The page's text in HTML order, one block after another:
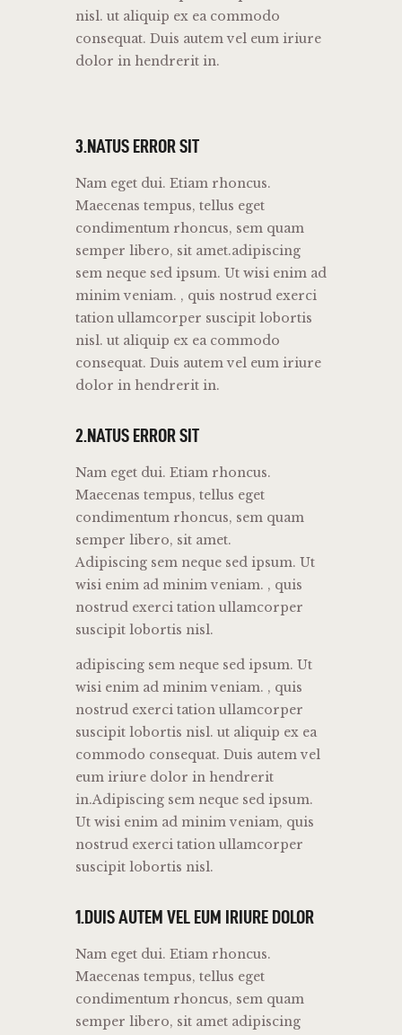
nisl. ut aliquip ex ea commodo
consequat. Duis autem vel eum iriure
dolor in hendrerit in.
3.NATUS ERROR SIT
Nam eget dui. Etiam rhoncus.
Maecenas tempus, tellus eget
condimentum rhoncus, sem quam
semper libero, sit amet.adipiscing
sem neque sed ipsum. Ut wisi enim ad
minim veniam. , quis nostrud exerci
tation ullamcorper suscipit lobortis
nisl. ut aliquip ex ea commodo
consequat. Duis autem vel eum iriure
dolor in hendrerit in.
2.NATUS ERROR SIT
Nam eget dui. Etiam rhoncus.
Maecenas tempus, tellus eget
condimentum rhoncus, sem quam
semper libero, sit amet.
Adipiscing sem neque sed ipsum. Ut
wisi enim ad minim veniam. , quis
nostrud exerci tation ullamcorper
suscipit lobortis nisl.
adipiscing sem neque sed ipsum. Ut
wisi enim ad minim veniam. , quis
nostrud exerci tation ullamcorper
suscipit lobortis nisl. ut aliquip ex ea
commodo consequat. Duis autem vel
eum iriure dolor in hendrerit
in.Adipiscing sem neque sed ipsum.
Ut wisi enim ad minim veniam, quis
nostrud exerci tation ullamcorper
suscipit lobortis nisl.
1.DUIS AUTEM VEL EUM IRIURE DOLOR
Nam eget dui. Etiam rhoncus.
Maecenas tempus, tellus eget
condimentum rhoncus, sem quam
semper libero, sit amet adipiscing